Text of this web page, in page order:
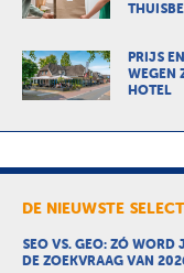
PRIJS
WEGEN
HOTEL
DE NIEUWSTE
SEO VS. GEO: ZÓ WORD
DE ZOEKVRAAG VAN